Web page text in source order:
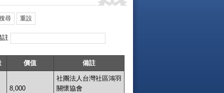
註
價值 備註
8,000
社團法人台灣社區鴻羽
關懷協會